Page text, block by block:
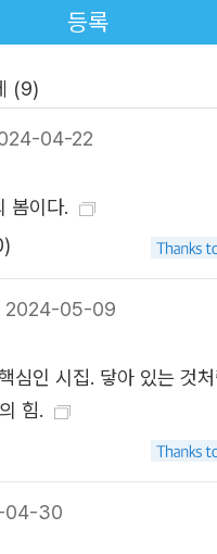
게 무슨 대수인가 싶었던
족했던 적 이렇게 어디까
던 적 한 사람을 모방하고
야 할지 모르게 만들고
실한 적 마침내 당신과 떠
붙잡았던 적 ―「누군가
가깝다. 표제시 「누군가
사랑이 완성의 영역에 속
아프게 밝혀내고 있다.
이미 지나간 일도 앞으로
는 행위에 가깝다. 문학평
’들의 나열만이 있을 뿐 문
며 이 시의 잠재성은 “이미
모르는 미지의 사태”라
사랑은 “서로에게서 솟아
등록
(9)
04-22
봄이다.
2024-05-09
심인 시집. 닿아 있는 것
힘.
04-30